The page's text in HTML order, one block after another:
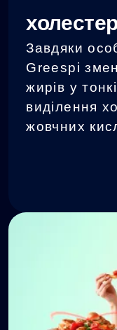
Завдяки
Greespi
жирів у
виділення
жовчних
додадуть
холестерину, тоді
яйця
мг